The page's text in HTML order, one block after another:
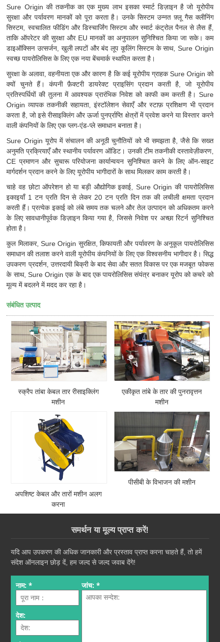
Sure Origin की तकनीक का एक मुख्य लाभ इसका स्मार्ट डिज़ाइन है जो यूरोपीय
सुरक्षा और पर्यावरण मानकों को पूरा करता है। उनके सिस्टम उन्नत फ़्लू गैस क्लीनिंग
सिस्टम, स्वचालित फीडिंग और डिस्चार्जिंग सिस्टम और स्मार्ट कंट्रोल पैनल से लैस हैं,
ताकि ऑपरेटर की सुरक्षा और EU मानकों का अनुपालन सुनिश्चित किया जा सके। कम
डाइऑक्सिन उत्सर्जन, खुली लपटों और बंद लूप कूलिंग सिस्टम के साथ, Sure Origin
स्वच्छ पायरोलिसिस के लिए एक नया बेंचमार्क स्थापित करता है।
सुरक्षा के अलावा, वहनीयता एक और कारण है कि कई यूरोपीय ग्राहक Sure Origin को
क्यों चुनते हैं। कंपनी फ़ैक्टरी डायरेक्ट प्राइसिंग प्रदान करती है, जो यूरोपीय
प्रतिस्पर्धियों की तुलना में आवश्यक प्रारंभिक निवेश को काफी कम करती है। Sure
Origin व्यापक तकनीकी सहायता, इंस्टॉलेशन सेवाएँ और स्टाफ़ प्रशिक्षण भी प्रदान
करता है, जो इसे रीसाइक्लिंग और ऊर्जा पुनर्प्राप्ति क्षेत्रों में प्रवेश करने या विस्तार करने
वाली कंपनियों के लिए एक प्लग-एंड-प्ले समाधान बनाता है।
Sure Origin यूरोप में संचालन की अनूठी चुनौतियों को भी समझता है, जैसे कि सख्त
अनुमति प्रक्रियाएँ और स्थानीय पर्यावरण ऑडिट। उनकी टीम तकनीकी दस्तावेज़ीकरण,
CE प्रमाणन और सुचारू परियोजना कार्यान्वयन सुनिश्चित करने के लिए ऑन-साइट
मार्गदर्शन प्रदान करने के लिए यूरोपीय भागीदारों के साथ मिलकर काम करती है।
चाहे वह छोटा ऑपरेशन हो या बड़ी औद्योगिक इकाई, Sure Origin की पायरोलिसिस
इकाइयाँ 1 टन प्रति दिन से लेकर 20 टन प्रति दिन तक की लचीली क्षमता प्रदान
करती हैं। प्रत्येक इकाई को लंबे समय तक चलने और तेल उत्पादन को अधिकतम करने
के लिए सावधानीपूर्वक डिज़ाइन किया गया है, जिससे निवेश पर अच्छा रिटर्न सुनिश्चित
होता है।
कुल मिलाकर, Sure Origin सुरक्षित, किफायती और पर्यावरण के अनुकूल पायरोलिसिस
समाधान की तलाश करने वाली यूरोपीय कंपनियों के लिए एक विश्वसनीय भागीदार है। सिद्ध
उपकरण प्रदर्शन, उत्तरदायी बिक्री के बाद सेवा और सतत विकास पर एक मजबूत फोकस
के साथ, Sure Origin एक के बाद एक पायरोलिसिस संयंत्र बनाकर यूरोप को कचरे को
मूल्य में बदलने में मदद कर रहा है।
संबंधित उत्पाद
स्क्रैप तांबा केबल तार रीसाइक्लिंग
मशीन
एकीकृत तांबे के तार की पुनरावृत्तन
मशीन
अपशिष्ट केबल और तारों मशीन अलग
करना
पीसीबी के विभाजन की मशीन
समर्थन या मूल्य प्राप्त करें!
यदि आप उपकरण की अधिक जानकारी और प्रस्ताव प्राप्त करना चाहते हैं, तो हमें
संदेश ऑनलाइन छोड़ दें, हम जल्द से जल्द जवाब देंगे!